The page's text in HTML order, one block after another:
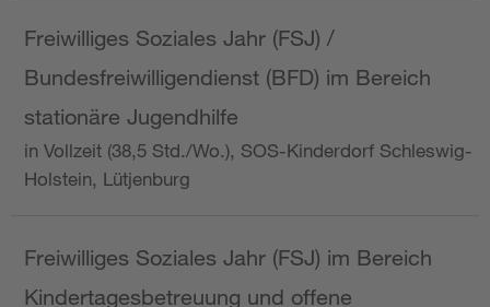
Freiwilliges Soziales Jahr (FSJ) /
Bundesfreiwilligendienst (BFD) im Bereich
stationäre Jugendhilfe
in Vollzeit (38,5 Std./Wo.), SOS-Kinderdorf Schleswig-
Holstein, Lütjenburg
Freiwilliges Soziales Jahr (FSJ) im Bereich
Kindertagesbetreuung und offene